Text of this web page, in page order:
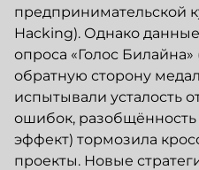
предпринимательской
Hacking). Однако
опроса «Голос
обратную сторону
испытывали усталость
ошибок,
эффект) тормозила
проекты. Новые